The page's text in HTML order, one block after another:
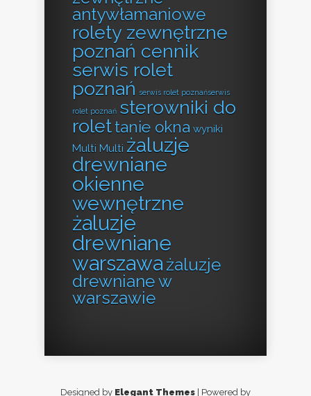
antywłamaniowe
rolety zewnętrzne
poznań cennik
serwis rolet
poznań serwis rolet poznańserwis
rolet poznań sterowniki do
rolettanie okna wyniki
Multi Multi żaluzje
drewniane
okienne
wewnętrzne
żaluzje
drewniane
warszaważaluzje
drewniane w
warszawie
Designed by Elegant Themes | Powered by